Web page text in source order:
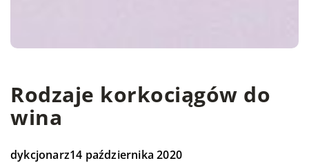
Rodzaje korkociągów do
wina
dykcjonarz14 października 2020